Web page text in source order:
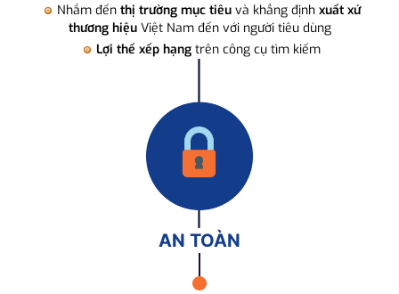
Nhắm đến thị trường mục tiêuvà khẳng định xuất xứ
thương hiệuViệt Nam đến với người tiêu dùng
Lợi thế xếp hạng trên công cụ tìm kiếm
AN TOÀN